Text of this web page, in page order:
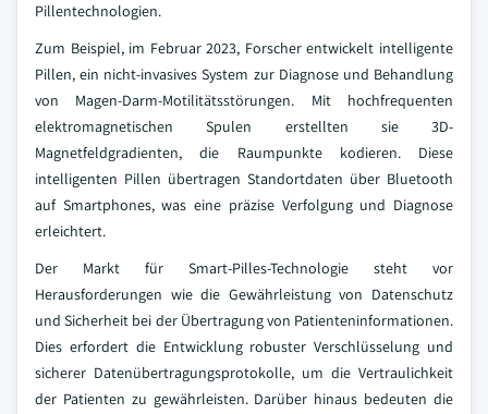
Pillentechnologien.
Zum Beispiel, im Februar 2023, Forscher entwickelt intelligente
Pillen, ein nicht-invasives System zur Diagnose und Behandlung
von Magen-Darm-Motilitätsstörungen. Mit hochfrequenten
elektromagnetischen Spulen erstellten sie 3D-
Magnetfeldgradienten, die Raumpunkte kodieren. Diese
intelligenten Pillen übertragen Standortdaten über Bluetooth
auf Smartphones, was eine präzise Verfolgung und Diagnose
erleichtert.
Der Markt für Smart-Pilles-Technologie steht vor
Herausforderungen wie die Gewährleistung von Datenschutz
und Sicherheit bei der Übertragung von Patienteninformationen.
Dies erfordert die Entwicklung robuster Verschlüsselung und
sicherer Datenübertragungsprotokolle, um die Vertraulichkeit
der Patienten zu gewährleisten. Darüber hinaus bedeuten die